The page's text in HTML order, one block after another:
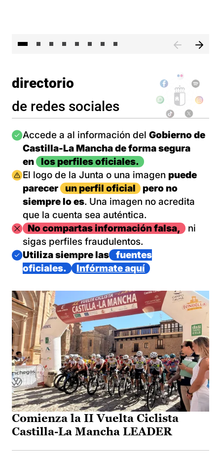
directorio
de redes sociales
Imagen
Accede a al información del Gobierno de
Castilla-La Mancha de forma segura
en
los perfiles oficiales.
Imagen
El logo de la Junta o una imagen puede
parecer
un perfil oficial
pero no
siempre lo es. Una imagen no acredita
que la cuenta sea auténtica.
ImagenNo compartas información falsa,
ni
sigas perfiles fraudulentos.
Imagen
Utiliza siempre las
fuentes
oficiales.
Infórmate aquí
Comienza la II Vuelta Ciclista
Castilla-La Mancha LEADER